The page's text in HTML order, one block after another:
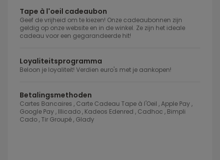
Tape à l'oeil cadeaubon
Geef de vrijheid om te kiezen! Onze cadeaubonnen zijn
geldig op onze website en in de winkel. Ze zijn het ideale
cadeau voor een gegarandeerde hit!
Loyaliteitsprogramma
Beloon je loyaliteit! Verdien euro's met je aankopen!
Betalingsmethoden
Cartes Bancaires , Carte Cadeau Tape à l'Oeil , Apple Pay ,
Google Pay , Illicado , Kadeos Edenred , Cadhoc , Bimpli
Cado , Tir Groupé , Glady